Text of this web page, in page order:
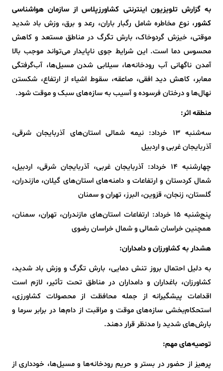
به گزارش تلویزیون اینترنتی کشاورزپلاس از سازمان هواشناسی
کشور، نوع مخاطره شامل رگبار باران، رعد و برق، وزش باد شدید
موقتی، خیزش گردوخاک، بارش تگرگ در مناطق مستعد و کاهش
محسوس دما است. این شرایط جوی ناپایدار می‌تواند موجب بالا
آمدن ناگهانی آب رودخانه‌ها، سیلابی شدن مسیل‌ها، آب‌گرفتگی
معابر، کاهش دید افقی، صاعقه، سقوط اشیاء از ارتفاع، شکستن
نهال‌ها و درختان فرسوده و آسیب به سازه‌های سبک و موقت شود.
منطقه اثر:
سه‌شنبه ۱۳ خرداد: نیمه شمالی استان‌های آذربایجان شرقی،
آذربایجان غربی و اردبیل
چهارشنبه ۱۴ خرداد: آذربایجان غربی، آذربایجان شرقی، اردبیل،
شمال کردستان و ارتفاعات و دامنه‌های استان‌های گیلان، مازندران،
گلستان، زنجان، قزوین، البرز، تهران و سمنان
پنج‌شنبه ۱۵ خرداد: ارتفاعات استان‌های مازندران، تهران، سمنان،
همچنین خراسان شمالی و شمال خراسان رضوی
هشدار به کشاورزان و دامداران:
به دلیل احتمال بروز تنش دمایی، بارش تگرگ و وزش باد شدید،
کشاورزان، باغداران و دامداران در مناطق تحت تأثیر، لازم است
اقدامات پیشگیرانه از جمله محافظت از محصولات کشاورزی،
استحکام‌بخشی سازه‌های موقت و مراقبت از دام‌ها در برابر سرما و
بارش‌های شدید را مدنظر قرار دهند.
توصیه‌های مهم:
پرهیز از حضور در بستر و حریم رودخانه‌ها و مسیل‌ها، خودداری از